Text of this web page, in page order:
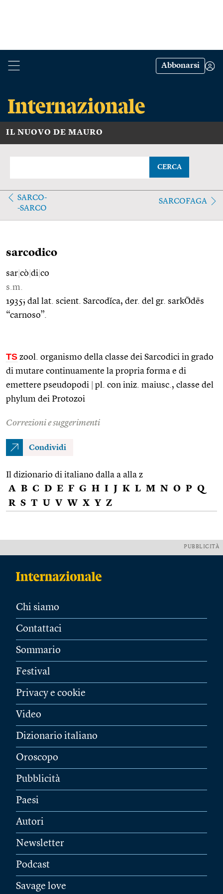
Abbonarsi
IL NUOVO DE MAURO
CERCA
SARCO-
-SARCO
SARCOFAGA
sarcodico
sar cò di co
s.m.
1935; dal lat. scient. Sarcodĭca, der. del gr. sarkṒdēs
“carnoso”.
TS zool. organismo della classe dei Sarcodici in grado
di mutare continuamente la propria forma e di
emettere pseudopodi
pl. con iniz. maiusc., classe del
phylum dei Protozoi
Correzioni e suggerimenti
Condividi
Il dizionario di italiano dalla a alla z
A B C D E F G H I J K L M N O P Q
R S T U V W X Y Z
PUBBLICITÀ
Chi siamo
Contattaci
Sommario
Festival
Privacy e cookie
Video
Dizionario italiano
Oroscopo
Pubblicità
Paesi
Autori
Newsletter
Podcast
Savage love